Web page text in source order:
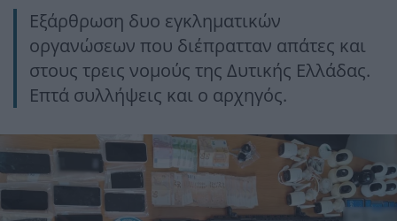
Εξάρθρωση δυο εγκληματικών
οργανώσεων που διέπρατταν απάτες και
στους τρεις νομούς της Δυτικής Ελλάδας.
Επτά συλλήψεις και ο αρχηγός.